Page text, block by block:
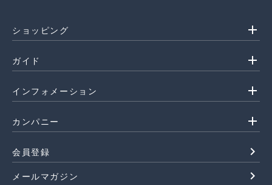
ショッピング add
ガイド add
インフォメーション add
カンパニー add
会員登録 navigate_next
メールマガジン navigate_next